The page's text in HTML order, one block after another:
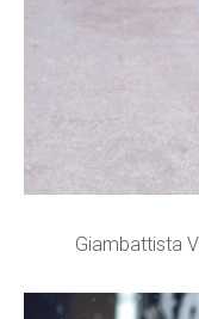
Giambattista